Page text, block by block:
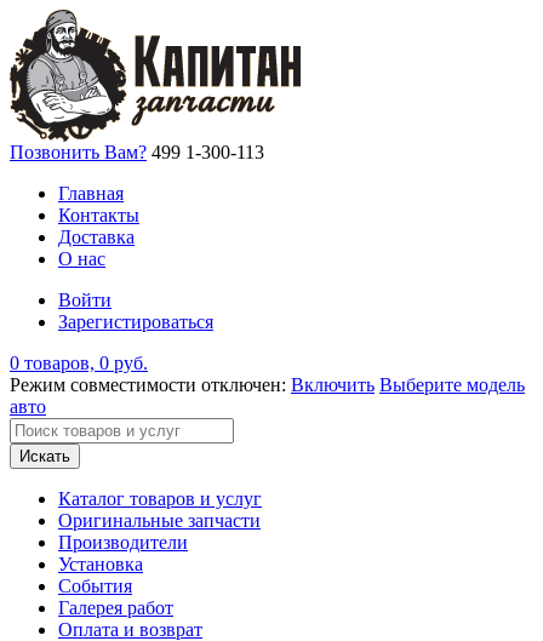
Позвонить Вам? 499 1-300-113
Главная
Контакты
Доставка
О нас
Войти
Зарегистироваться
0 товаров, 0 руб.
Режим совместимости отключен: Включить Выберите модель
авто
Искать
Каталог товаров и услуг
Оригинальные запчасти
Производители
Установка
События
Галерея работ
Оплата и возврат